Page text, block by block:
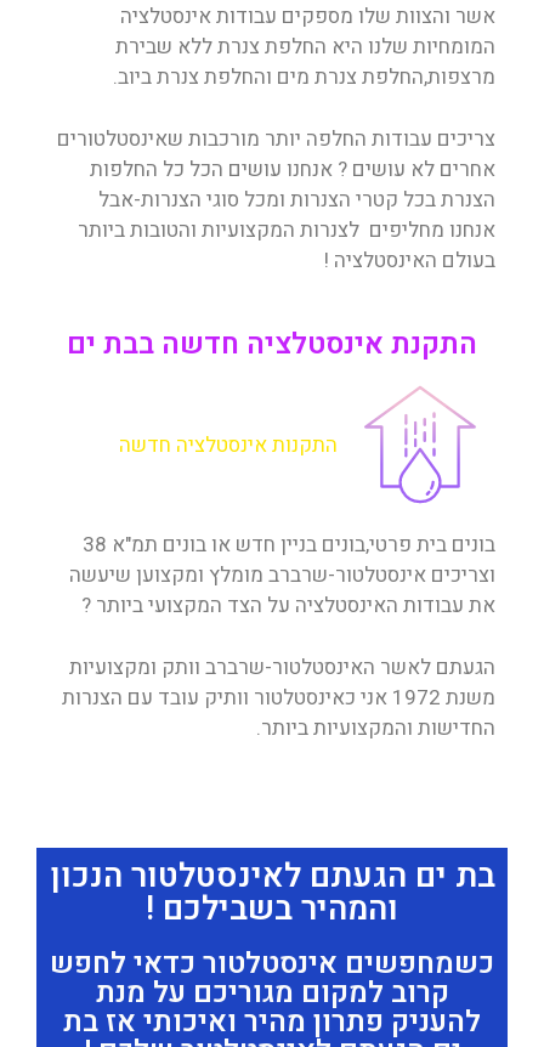
אשר והצוות שלו מספקים עבודות אינסטלציה
המומחיות שלנו היא החלפת צנרת ללא שבירת
מרצפות,החלפת צנרת מים והחלפת צנרת ביוב.
צריכים עבודות החלפה יותר מורכבות שאינסטלטורים
אחרים לא עושים ? אנחנו עושים הכל כל החלפות
הצנרת בכל קטרי הצנרות ומכל סוגי הצנרות-אבל
אנחנו מחליפים לצנרות המקצועיות והטובות ביותר
בעולם האינסטלציה !
התקנת אינסטלציה חדשה בבת ים
התקנות אינסטלציה חדשה
בונים בית פרטי,בונים בניין חדש או בונים תמ"א 38
וצריכים אינסטלטור-שרברב מומלץ ומקצוען שיעשה
את עבודות האינסטלציה על הצד המקצועי ביותר ?
הגעתם לאשר האינסטלטור-שרברב וותק ומקצועיות
משנת 1972 אני כאינסטלטור וותיק עובד עם הצנרות
החדישות והמקצועיות ביותר.
בת ים הגעתם לאינסטלטור הנכון
והמהיר בשבילכם !
כשמחפשים אינסטלטור כדאי לחפש
קרוב למקום מגוריכם על מנת
להעניק פתרון מהיר ואיכותי אז בת